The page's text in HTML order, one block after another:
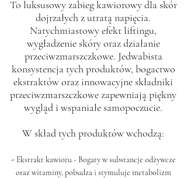
To luksusowy zabieg kawiorowy dla skór
dojrzałych z utratą napięcia.
Natychmiastowy efekt liftingu,
wygładzenie skóry oraz działanie
przeciwzmarszczkowe. Jedwabista
konsystencja tych produktów, bogactwo
ekstraktów oraz innowacyjne składniki
przeciwzmarszczkowe zapewniają piękny
wygląd i wspaniałe samopoczucie.
W skład tych produktów wchodzą:
-Ekstrakt kawioru - Bogaty w substancje odżywcze
oraz witaminy, pobudza i stymuluje metabolizm